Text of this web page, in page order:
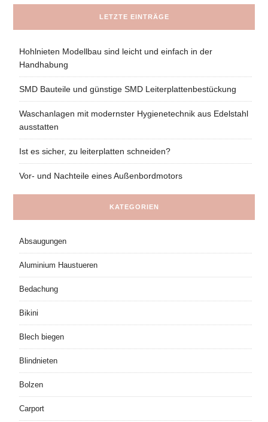
LETZTE EINTRÄGE
Hohlnieten Modellbau sind leicht und einfach in der
Handhabung
SMD Bauteile und günstige SMD Leiterplattenbestückung
Waschanlagen mit modernster Hygienetechnik aus Edelstahl
ausstatten
Ist es sicher, zu leiterplatten schneiden?
Vor- und Nachteile eines Außenbordmotors
KATEGORIEN
Absaugungen
Aluminium Haustueren
Bedachung
Bikini
Blech biegen
Blindnieten
Bolzen
Carport